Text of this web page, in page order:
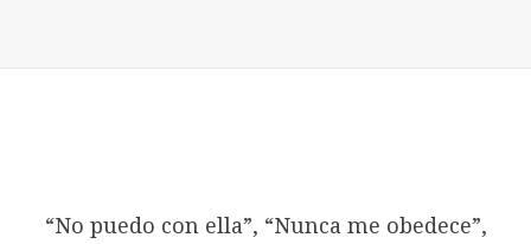
“No puedo con ella”, “Nunca me obedece”,